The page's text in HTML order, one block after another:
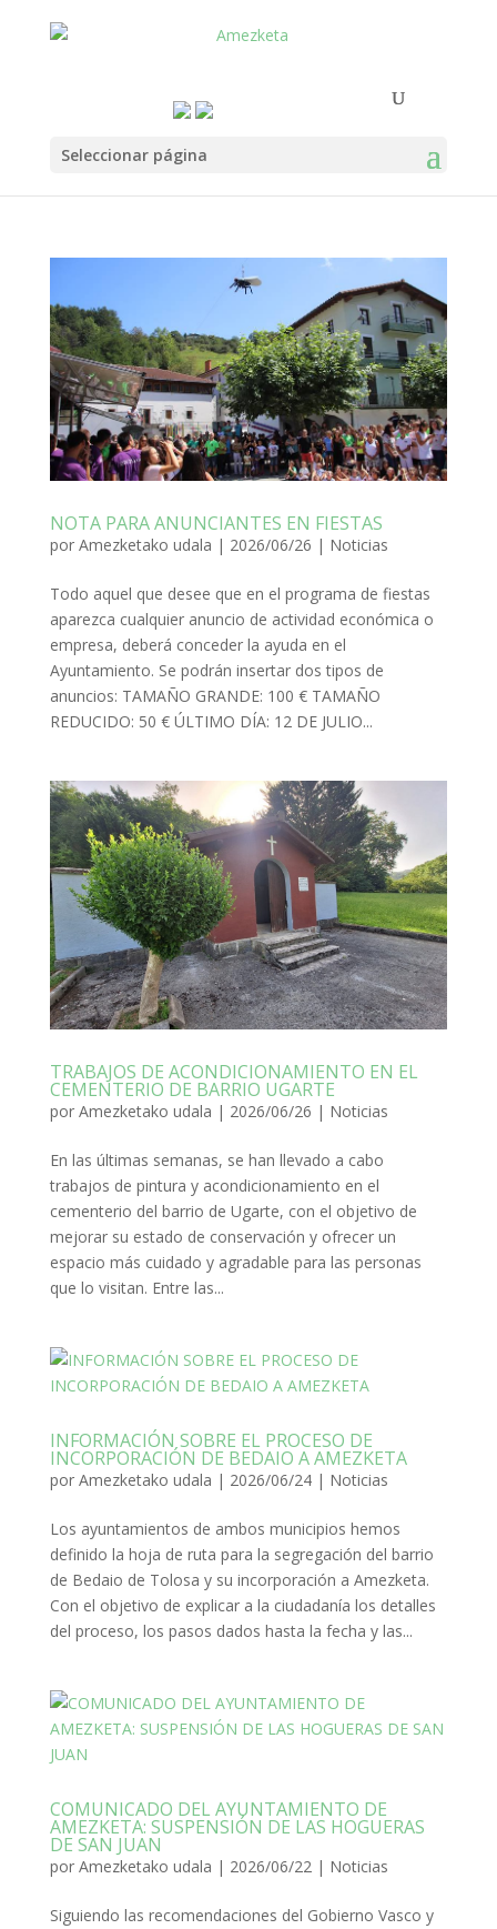
Seleccionar página
NOTA PARA ANUNCIANTES EN FIESTAS
por Amezketako udala | 2026/06/26 | Noticias
Todo aquel que desee que en el programa de fiestas
aparezca cualquier anuncio de actividad económica o
empresa, deberá conceder la ayuda en el
Ayuntamiento. Se podrán insertar dos tipos de
anuncios: TAMAÑO GRANDE: 100 € TAMAÑO
REDUCIDO: 50 € ÚLTIMO DÍA: 12 DE JULIO...
TRABAJOS DE ACONDICIONAMIENTO EN EL
CEMENTERIO DE BARRIO UGARTE
por Amezketako udala | 2026/06/26 | Noticias
En las últimas semanas, se han llevado a cabo
trabajos de pintura y acondicionamiento en el
cementerio del barrio de Ugarte, con el objetivo de
mejorar su estado de conservación y ofrecer un
espacio más cuidado y agradable para las personas
que lo visitan. Entre las...
INFORMACIÓN SOBRE EL PROCESO DE
INCORPORACIÓN DE BEDAIO A AMEZKETA
por Amezketako udala | 2026/06/24| Noticias
Los ayuntamientos de ambos municipios hemos
definido la hoja de ruta para la segregación del barrio
de Bedaio de Tolosa y su incorporación a Amezketa.
Con el objetivo de explicar a la ciudadanía los detalles
del proceso, los pasos dados hasta la fecha y las...
COMUNICADO DEL AYUNTAMIENTO DE
AMEZKETA: SUSPENSIÓN DE LAS HOGUERAS
DE SAN JUAN
por Amezketako udala | 2026/06/22| Noticias
Siguiendo las recomendaciones del Gobierno Vasco y